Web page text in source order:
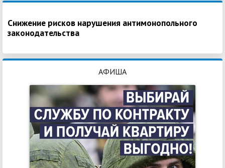
Снижение рисков нарушения антимонопольного
законодательства
АФИША